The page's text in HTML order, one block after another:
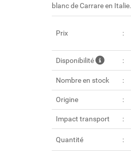
blanc de Carrare en Italie.
Prix
Disponibilité
Nombre en stock
Origine
Impact transport
Quantité